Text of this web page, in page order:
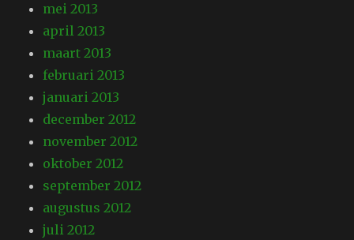
mei 2013
april 2013
maart 2013
februari 2013
januari 2013
december 2012
november 2012
oktober 2012
september 2012
augustus 2012
juli 2012